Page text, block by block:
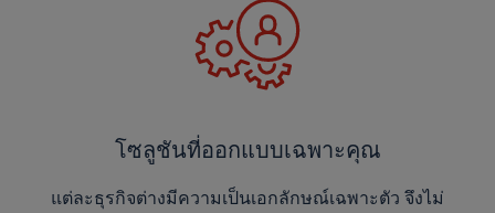
โซลูชันที่ออกแบบเฉพาะคุณ
แต่ละธุรกิจต่างมีความเป็นเอกลักษณ์เฉพาะตัว จึงไม่